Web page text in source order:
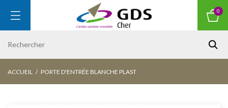
0
ACCUEIL PORTE D'ENTRÉE BLANCHE PLAST